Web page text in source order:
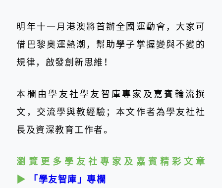
明年十一月港澳將首辦全國運動會，大家可
借巴黎奧運熱潮，幫助學子掌握變與不變的
規律，啟發創新思維！
本欄由學友社學友智庫專家及嘉賓輪流撰
文，交流學與教經驗；本文作者為學友社社
長及資深教育工作者。
瀏覽更多學友社專家及嘉賓精彩文章
▶
「學友智庫」專欄